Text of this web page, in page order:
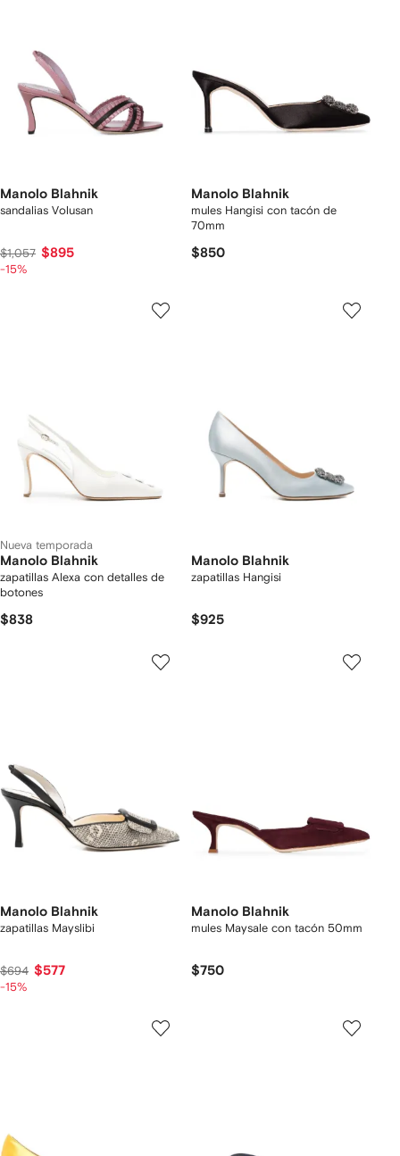
Manolo Blahnik
sandalias Volusan
$1,057 $895
-15%
Manolo Blahnik
mules Hangisi con tacón de
70mm
$850
Nueva temporada
Manolo Blahnik
zapatillas Alexa con detalles de
botones
$838
Manolo Blahnik
zapatillas Hangisi
$925
Manolo Blahnik
zapatillas Mayslibi
$694 $577
-15%
Manolo Blahnik
mules Maysale con tacón 50mm
$750